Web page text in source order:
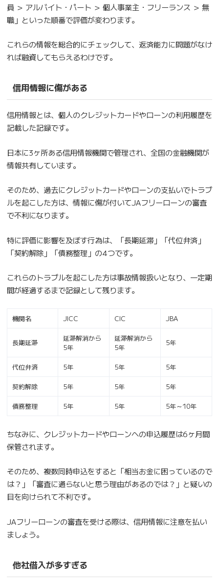
員 ＞ アルバイト・パート ＞ 個人事業主・フリーランス ＞ 無
職」といった順番で評価が変わります。
これらの情報を総合的にチェックして、返済能力に問題がなけ
れば融資してもらえるわけです。
信用情報に傷がある
信用情報とは、個人のクレジットカードやローンの利用履歴を
記載した記録です。
日本に3ヶ所ある信用情報機関で管理され、全国の金融機関が
情報共有しています。
そのため、過去にクレジットカードやローンの支払いでトラブ
ルを起こした方は、情報に傷が付いてJAフリーローンの審査
で不利になります。
特に評価に影響を及ぼす行為は、「長期延滞」「代位弁済」
「契約解除」「債務整理」の4つです。
これらのトラブルを起こした方は事故情報扱いとなり、一定期
間が経過するまで記録として残ります。
機関名 JICC CIC JBA
長期延滞
延滞解消から
5年
延滞解消から
5年
5年
代位弁済 5年 5年 5年
契約解除 5年 5年 5年
債務整理 5年 5年 5年～10年
ちなみに、クレジットカードやローンへの申込履歴は6ヶ月間
保管されます。
そのため、複数同時申込をすると「相当お金に困っているので
は？」「審査に通らないと思う理由があるのでは？」と疑いの
目を向けられて不利です。
JAフリーローンの審査を受ける際は、信用情報に注意を払い
ましょう。
他社借入が多すぎる